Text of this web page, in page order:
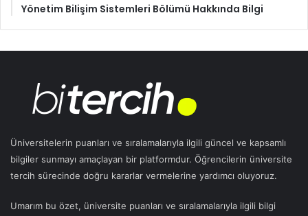
Yönetim Bilişim Sistemleri Bölümü Hakkında Bilgi
Üniversitelerin puanları ve sıralamalarıyla ilgili güncel ve kapsamlı
bilgiler sunmayı amaçlayan bir platformdur. Öğrencilerin üniversite
tercih sürecinde doğru kararlar vermelerine yardımcı oluyoruz.
Umarım bu özet, üniversite puanları ve sıralamalarıyla ilgili bilgi